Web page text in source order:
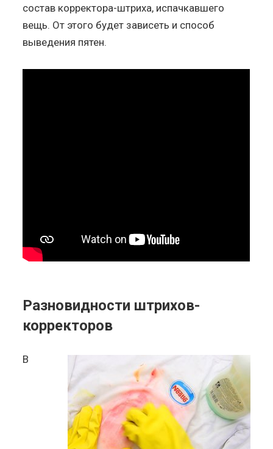
состав корректора-штриха, испачкавшего
вещь. От этого будет зависеть и способ
выведения пятен.
Разновидности штрихов-
корректоров
В